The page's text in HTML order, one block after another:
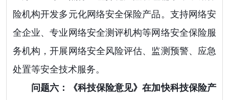
险机构开发多元化网络安全保险产品。支持网络安
全企业、专业网络安全测评机构等网络安全保险服
务机构，开展网络安全风险评估、监测预警、应急
处置等安全技术服务。
问题六：《科技保险意见》在加快科技保险产